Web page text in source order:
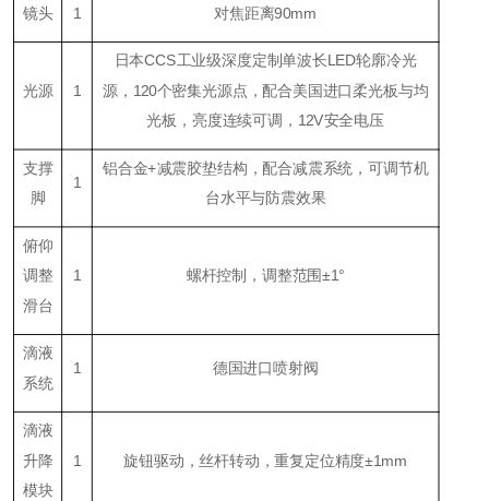
镜头 1 对焦距离90mm
光源 1
日本CCS工业级深度定制单波长LED轮廓冷光
源，120个密集光源点，配合美国进口柔光板与均
光板，亮度连续可调，12V安全电压
支撑
脚
1
铝合金+减震胶垫结构，配合减震系统，可调节机
台水平与防震效果
俯仰
调整
滑台
1 螺杆控制，调整范围±1°
滴液
系统
1 德国进口喷射阀
滴液
升降
模块
1 旋钮驱动，丝杆转动，重复定位精度±1mm